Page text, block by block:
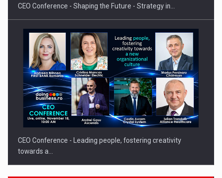
CEO Conference - Shaping the Future - Strategy in…
CEO Conference - Leading people, fostering creativity
towards a…